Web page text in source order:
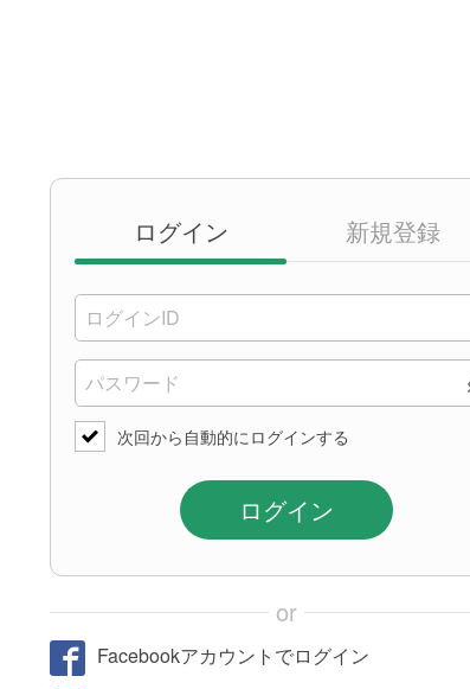
ログイン 新規登録
次回から自動的にログインする
ログイン
or
Facebookアカウントでログイン